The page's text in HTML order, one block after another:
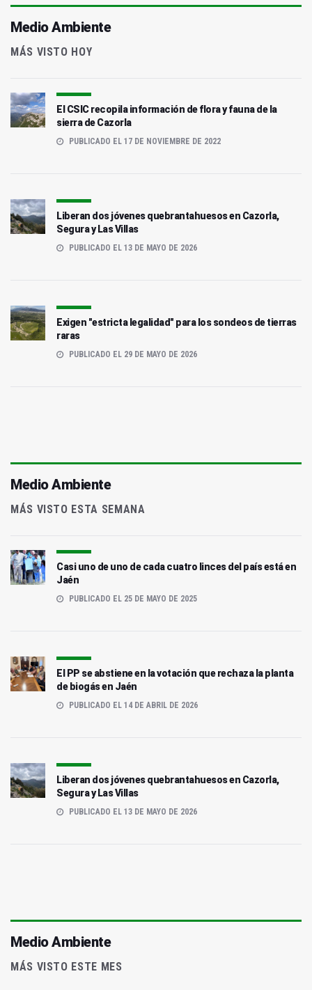
Medio Ambiente
MÁS VISTO HOY
El CSIC recopila información de flora y fauna de la
sierra de Cazorla
PUBLICADO EL 17 DE NOVIEMBRE DE 2022
Liberan dos jóvenes quebrantahuesos en Cazorla,
Segura y Las Villas
PUBLICADO EL 13 DE MAYO DE 2026
Exigen "estricta legalidad" para los sondeos de tierras
raras
PUBLICADO EL 29 DE MAYO DE 2026
Medio Ambiente
MÁS VISTO ESTA SEMANA
Casi uno de uno de cada cuatro linces del país está en
Jaén
PUBLICADO EL 25 DE MAYO DE 2025
El PP se abstiene en la votación que rechaza la planta
de biogás en Jaén
PUBLICADO EL 14 DE ABRIL DE 2026
Liberan dos jóvenes quebrantahuesos en Cazorla,
Segura y Las Villas
PUBLICADO EL 13 DE MAYO DE 2026
Medio Ambiente
MÁS VISTO ESTE MES